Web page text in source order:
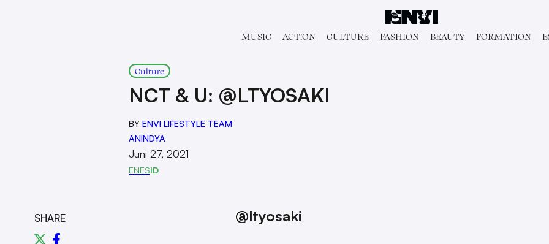
MUSIC ACT!ON CULTURE FASHION BEAUTY FORMATION
Culture
NCT & U: @LTYOSAKI
BY ENVI LIFESTYLE TEAM
ANINDYA
Juni 27, 2021
ENESID
SHARE @ltyosaki